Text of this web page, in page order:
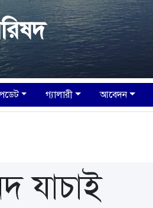
গ্যালারী আবেদন
যাচাই